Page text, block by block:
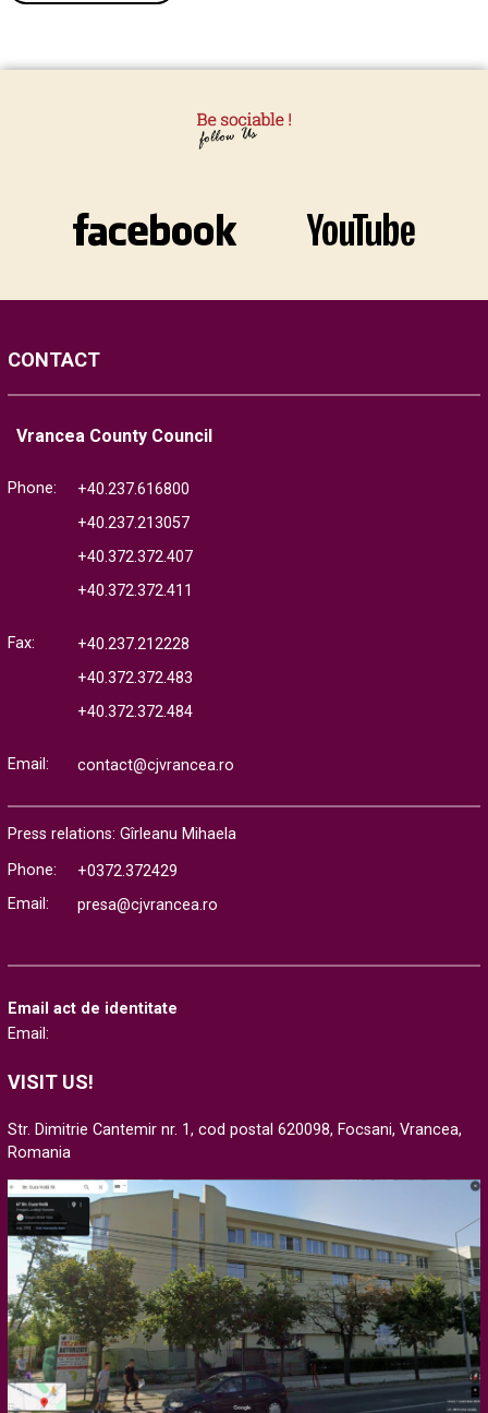
CONTACT
Vrancea County Council
Phone:
+40.237.616800
+40.237.213057
+40.372.372.407
+40.372.372.411
Fax:
+40.237.212228
+40.372.372.483
+40.372.372.484
Email: contact@cjvrancea.ro
Press relations: Gîrleanu Mihaela
Phone:
+0372.372429
Email:
presa@cjvrancea.ro
Email act de identitate
Email:
VISIT US!
Str. Dimitrie Cantemir nr. 1, cod postal 620098, Focsani, Vrancea,
Romania